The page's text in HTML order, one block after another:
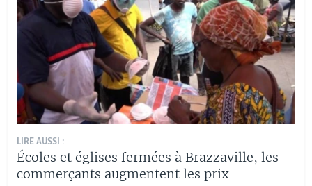
LIRE AUSSI :
Écoles et églises fermées à Brazzaville, les
commerçants augmentent les prix